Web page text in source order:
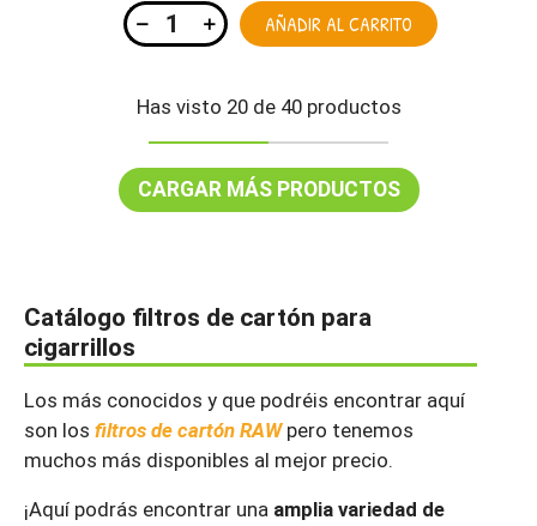
AÑADIR AL CARRITO
Has visto 20 de 40 productos
CARGAR MÁS PRODUCTOS
Catálogo filtros de cartón para
cigarrillos
Los más conocidos y que podréis encontrar aquí
son los filtros de cartón RAWpero tenemos
muchos más disponibles al mejor precio.
¡Aquí podrás encontrar una amplia variedad de